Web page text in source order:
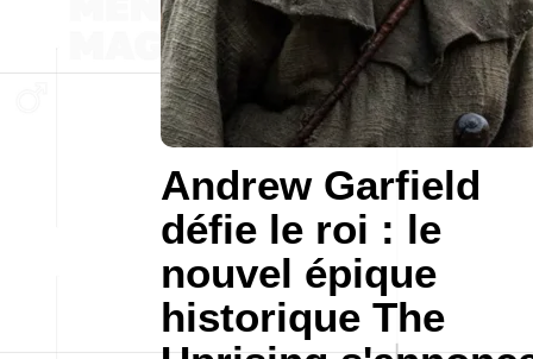
Andrew Garfield
défie le roi : le
nouvel épique
historique The